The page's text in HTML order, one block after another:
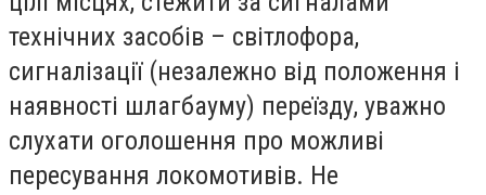
технічних засобів – світлофора,
сигналізації (незалежно від положення і
наявності шлагбауму) переїзду, уважно
слухати оголошення про можливі
пересування локомотивів. Не